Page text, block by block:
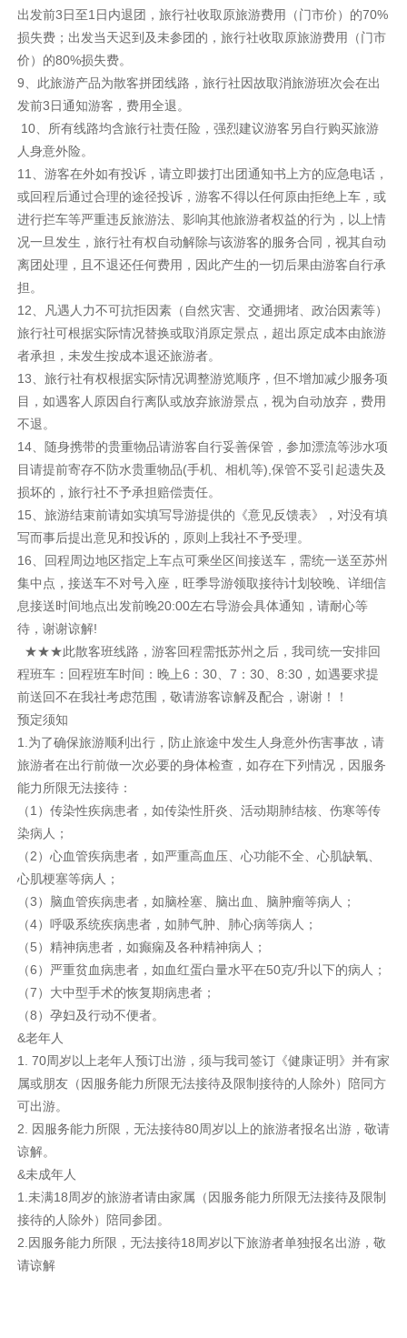
出发前3日至1日内退团，旅行社收取原旅游费用（门市价）的70%
损失费；出发当天迟到及未参团的，旅行社收取原旅游费用（门市
价）的80%损失费。
9、此旅游产品为散客拼团线路，旅行社因故取消旅游班次会在出
发前3日通知游客，费用全退。
10、所有线路均含旅行社责任险，强烈建议游客另自行购买旅游
人身意外险。
11、游客在外如有投诉，请立即拨打出团通知书上方的应急电话，
或回程后通过合理的途径投诉，游客不得以任何原由拒绝上车，或
进行拦车等严重违反旅游法、影响其他旅游者权益的行为，以上情
况一旦发生，旅行社有权自动解除与该游客的服务合同，视其自动
离团处理，且不退还任何费用，因此产生的一切后果由游客自行承
担。
12、凡遇人力不可抗拒因素（自然灾害、交通拥堵、政治因素等）
旅行社可根据实际情况替换或取消原定景点，超出原定成本由旅游
者承担，未发生按成本退还旅游者。
13、旅行社有权根据实际情况调整游览顺序，但不增加减少服务项
目，如遇客人原因自行离队或放弃旅游景点，视为自动放弃，费用
不退。
14、随身携带的贵重物品请游客自行妥善保管，参加漂流等涉水项
目请提前寄存不防水贵重物品(手机、相机等),保管不妥引起遗失及
损坏的，旅行社不予承担赔偿责任。
15、旅游结束前请如实填写导游提供的《意见反馈表》，对没有填
写而事后提出意见和投诉的，原则上我社不予受理。
16、回程周边地区指定上车点可乘坐区间接送车，需统一送至苏州
集中点，接送车不对号入座，旺季导游领取接待计划较晚、详细信
息接送时间地点出发前晚20:00左右导游会具体通知，请耐心等
待，谢谢谅解!
★★★此散客班线路，游客回程需抵苏州之后，我司统一安排回
程班车：回程班车时间：晚上6：30、7：30、8:30，如遇要求提
前送回不在我社考虑范围，敬请游客谅解及配合，谢谢！！
预定须知
1.为了确保旅游顺利出行，防止旅途中发生人身意外伤害事故，请
旅游者在出行前做一次必要的身体检查，如存在下列情况，因服务
能力所限无法接待：
（1）传染性疾病患者，如传染性肝炎、活动期肺结核、伤寒等传
染病人；
（2）心血管疾病患者，如严重高血压、心功能不全、心肌缺氧、
心肌梗塞等病人；
（3）脑血管疾病患者，如脑栓塞、脑出血、脑肿瘤等病人；
（4）呼吸系统疾病患者，如肺气肿、肺心病等病人；
（5）精神病患者，如癫痫及各种精神病人；
（6）严重贫血病患者，如血红蛋白量水平在50克/升以下的病人；
（7）大中型手术的恢复期病患者；
（8）孕妇及行动不便者。
&老年人
1. 70周岁以上老年人预订出游，须与我司签订《健康证明》并有家
属或朋友（因服务能力所限无法接待及限制接待的人除外）陪同方
可出游。
2. 因服务能力所限，无法接待80周岁以上的旅游者报名出游，敬请
谅解。
&未成年人
1.未满18周岁的旅游者请由家属（因服务能力所限无法接待及限制
接待的人除外）陪同参团。
2.因服务能力所限，无法接待18周岁以下旅游者单独报名出游，敬
请谅解